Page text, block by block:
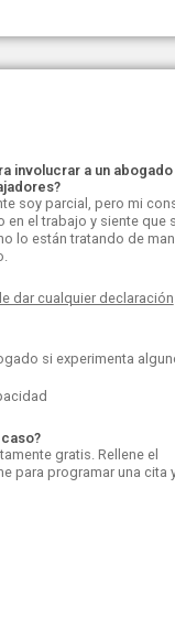
involucrar a un abogado
soy parcial, pero mi
en el trabajo y siente que
lo están tratando de
dar cualquier declaración
si experimenta
gratis. Rellene el
para programar una cita